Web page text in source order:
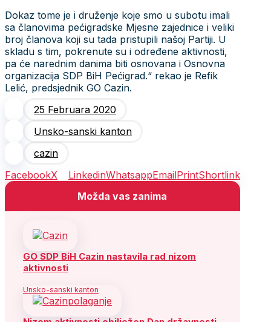
Dokaz tome je i druženje koje smo u subotu imali
sa članovima pećigradske Mjesne zajednice i veliki
broj članova koji su tada pristupili našoj Partiji. U
skladu s tim, pokrenute su i određene aktivnosti,
pa će narednim danima biti osnovana i Osnovna
organizacija SDP BiH Pećigrad.“ rekao je Refik
Lelić, predsjednik GO Cazin.
25 Februara 2020
Unsko-sanski kanton
cazin
FacebookX LinkedinWhatsappEmailPrintShortlink
Možda vas zanima
GO SDP BiH Cazin nastavila rad nizom
aktivnosti
Unsko-sanski kanton